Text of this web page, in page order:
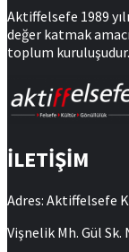
Aktiffelsefe 1989
değer katmak
toplum kuruluşudur.
İLETİŞİM
Adres: Aktiffelsefe
Vişnelik Mh. Gül